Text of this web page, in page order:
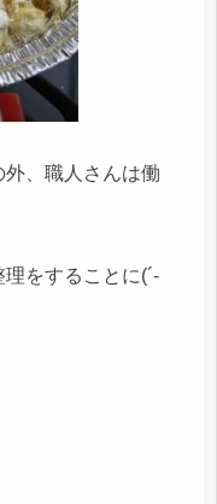
、職人さんは働
をすることに(´-